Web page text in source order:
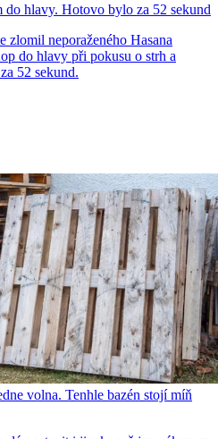
hlavy. Hotovo bylo za 52 sekund
zlomil neporaženého Hasana
do hlavy při pokusu o strh a
52 sekund.
volna. Tenhle bazén stojí míň